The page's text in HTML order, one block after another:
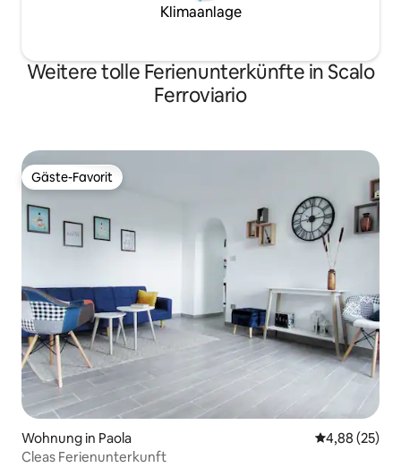
Klimaanlage
Weitere tolle Ferienunterkünfte in Scalo
Ferroviario
Gäste-Favorit
Gäste-Favorit
Wohnung in Paola
4,88 (25)
Cleas Ferienunterkunft